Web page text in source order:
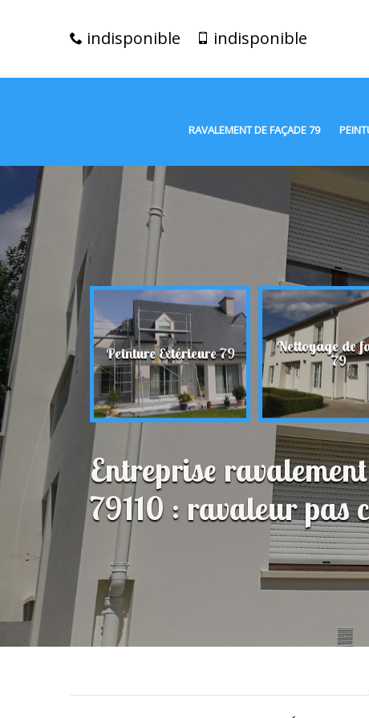
indisponible indisponible
RAVALEMENT DE FAÇADE 79
de façade Peinture Extérieure 79 Nettoyage de
79
Entreprise
79110 : ravaleur pas